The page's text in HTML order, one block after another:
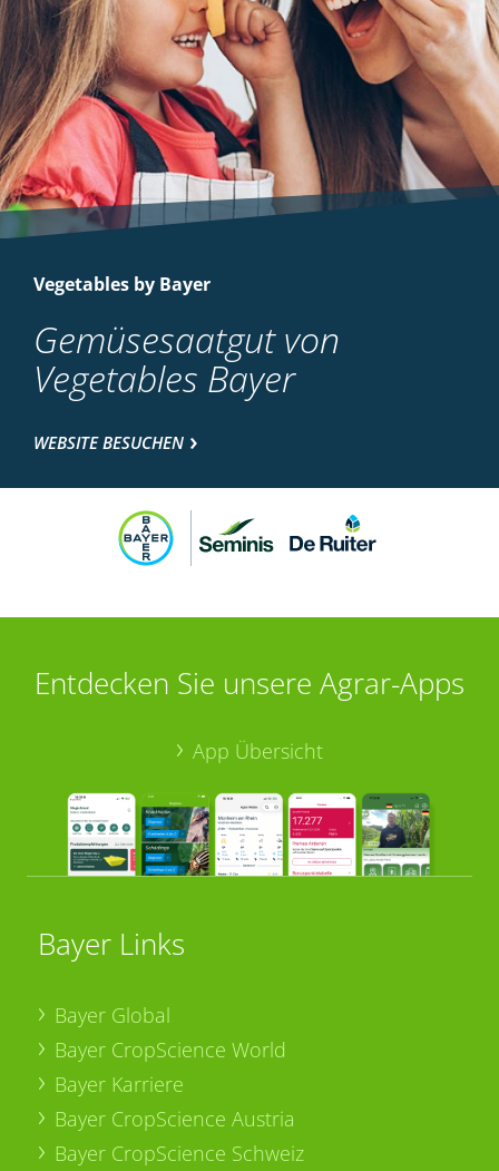
Vegetables by Bayer
Gemüsesaatgut von
Vegetables Bayer
WEBSITE BESUCHEN
Entdecken Sie unsere Agrar-Apps
App Übersicht
Bayer Links
Bayer Global
Bayer CropScience World
Bayer Karriere
Bayer CropScience Austria
Bayer CropScience Schweiz